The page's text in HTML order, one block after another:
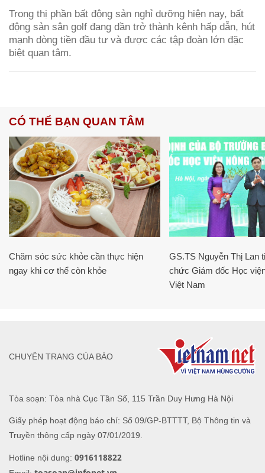
Trong thị phần bất động sản nghỉ dưỡng hiện nay, bất
động sản sân golf đang dần trở thành kênh hấp dẫn, hút
mạnh dòng tiền đầu tư và được các tập đoàn lớn đặc
biệt quan tâm.
CÓ THỂ BẠN QUAN TÂM
Chăm sóc sức khỏe cần thực hiện
ngay khi cơ thể còn khỏe
GS.TS Nguyễn Thị Lan
chức Giám đốc Học
Việt Nam
Tòa soạn: Tòa nhà Cục Tần Số, 115 Trần Duy Hưng Hà Nội
Giấy phép hoạt động báo chí: Số 09/GP-BTTTT, Bộ Thông tin và
Truyền thông cấp ngày 07/01/2019.
Hotline nội dung: 0916118822
CHUYÊN TRANG CỦA BÁO